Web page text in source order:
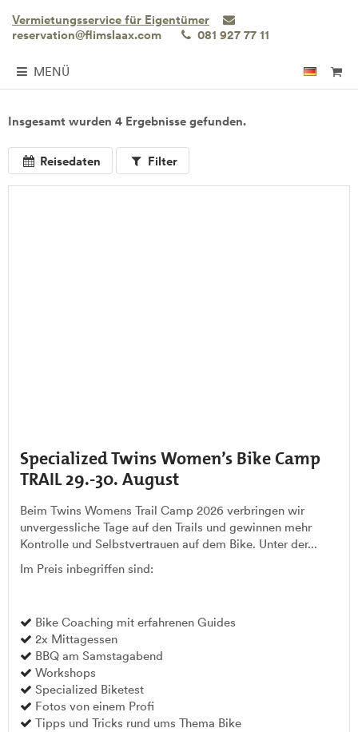
Vermietungsservice für Eigentümer
reservation@flimslaax.com
081 927 77 11
MENÜ
Insgesamt wurden 4 Ergebnisse gefunden.
Reisedaten Filter
Specialized Twins Women’s Bike Camp
TRAIL 29.-30. August
Beim Twins Womens Trail Camp 2026 verbringen wir
unvergessliche Tage auf den Trails und gewinnen mehr
Kontrolle und Selbstvertrauen auf dem Bike. Unter der...
Im Preis inbegriffen sind:
Bike Coaching mit erfahrenen Guides
2x Mittagessen
BBQ am Samstagabend
Workshops
Specialized Biketest
Fotos von einem Profi
Tipps und Tricks rund ums Thema Bike